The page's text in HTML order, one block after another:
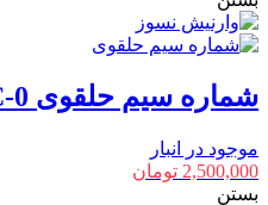
شماره سیم حلقوی EC-0
موجود در انبار
2,500,000 تومان
بستن